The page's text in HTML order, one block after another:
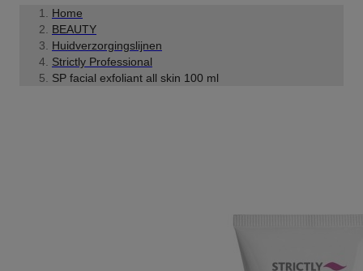
Home
BEAUTY
Huidverzorgingslijnen
Strictly Professional
SP facial exfoliant all skin 100 ml